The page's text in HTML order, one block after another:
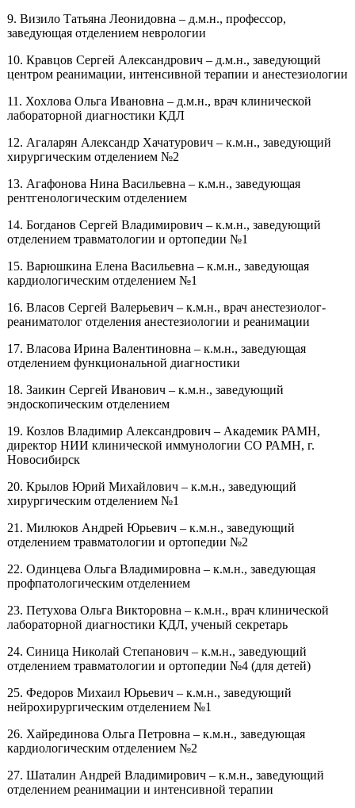
9. Визило Татьяна Леонидовна – д.м.н., профессор,
заведующая отделением неврологии
10. Кравцов Сергей Александрович – д.м.н., заведующий
центром реанимации, интенсивной терапии и анестезиологии
11. Хохлова Ольга Ивановна – д.м.н., врач клинической
лабораторной диагностики КДЛ
12. Агаларян Александр Хачатурович – к.м.н., заведующий
хирургическим отделением №2
13. Агафонова Нина Васильевна – к.м.н., заведующая
рентгенологическим отделением
14. Богданов Сергей Владимирович – к.м.н., заведующий
отделением травматологии и ортопедии №1
15. Варюшкина Елена Васильевна – к.м.н., заведующая
кардиологическим отделением №1
16. Власов Сергей Валерьевич – к.м.н., врач анестезиолог-
реаниматолог отделения анестезиологии и реанимации
17. Власова Ирина Валентиновна – к.м.н., заведующая
отделением функциональной диагностики
18. Заикин Сергей Иванович – к.м.н., заведующий
эндоскопическим отделением
19. Козлов Владимир Александрович – Академик РАМН,
директор НИИ клинической иммунологии СО РАМН, г.
Новосибирск
20. Крылов Юрий Михайлович – к.м.н., заведующий
хирургическим отделением №1
21. Милюков Андрей Юрьевич – к.м.н., заведующий
отделением травматологии и ортопедии №2
22. Одинцева Ольга Владимировна – к.м.н., заведующая
профпатологическим отделением
23. Петухова Ольга Викторовна – к.м.н., врач клинической
лабораторной диагностики КДЛ, ученый секретарь
24. Синица Николай Степанович – к.м.н., заведующий
отделением травматологии и ортопедии №4 (для детей)
25. Федоров Михаил Юрьевич – к.м.н., заведующий
нейрохирургическим отделением №1
26. Хайрединова Ольга Петровна – к.м.н., заведующая
кардиологическим отделением №2
27. Шаталин Андрей Владимирович – к.м.н., заведующий
отделением реанимации и интенсивной терапии